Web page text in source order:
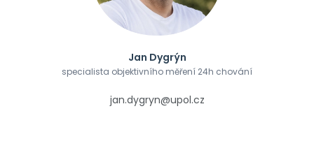
Jan Dygrýn
specialista objektivního měření 24h chování
jan.dygryn@upol.cz